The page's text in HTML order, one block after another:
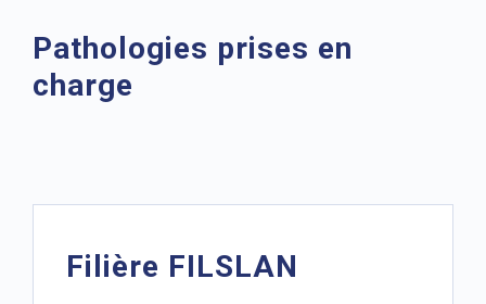
Pathologies prises en
charge
Filière FILSLAN